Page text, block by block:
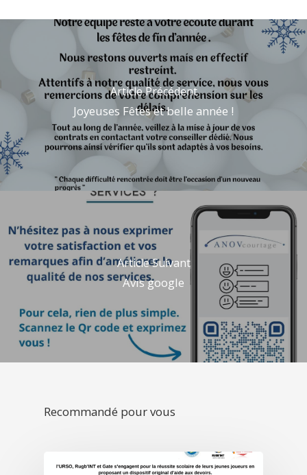
Article Précédent
Joyeuses Fêtes et belle année !
Article Suivant
Avis google
Recommandé pour vous